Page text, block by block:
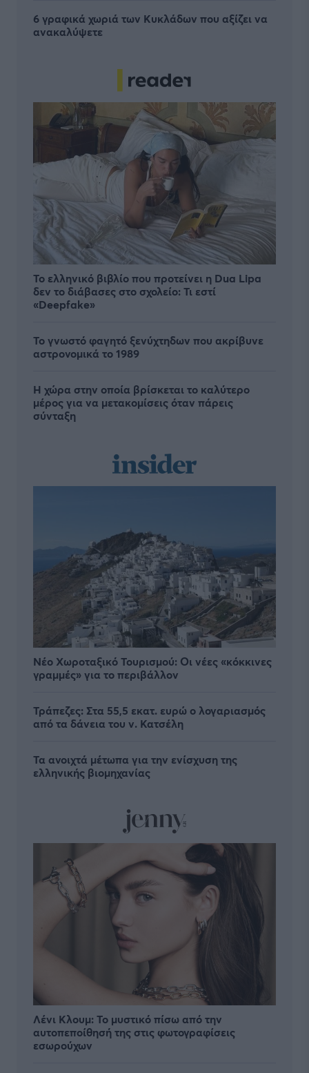
6 γραφικά χωριά των Κυκλάδων που αξίζει να
ανακαλύψετε
Το ελληνικό βιβλίο που προτείνει η Dua Lipa
δεν το διάβασες στο σχολείο: Τι εστί
«Deepfake»
Το γνωστό φαγητό ξενύχτηδων που ακρίβυνε
αστρονομικά το 1989
Η χώρα στην οποία βρίσκεται το καλύτερο
μέρος για να μετακομίσεις όταν πάρεις
σύνταξη
Νέο Χωροταξικό Τουρισμού: Οι νέες «κόκκινες
γραμμές» για το περιβάλλον
Τράπεζες: Στα 55,5 εκατ. ευρώ ο λογαριασμός
από τα δάνεια του ν. Κατσέλη
Τα ανοιχτά μέτωπα για την ενίσχυση της
ελληνικής βιομηχανίας
Λένι Κλουμ: Το μυστικό πίσω από την
αυτοπεποίθησή της στις φωτογραφίσεις
εσωρούχων